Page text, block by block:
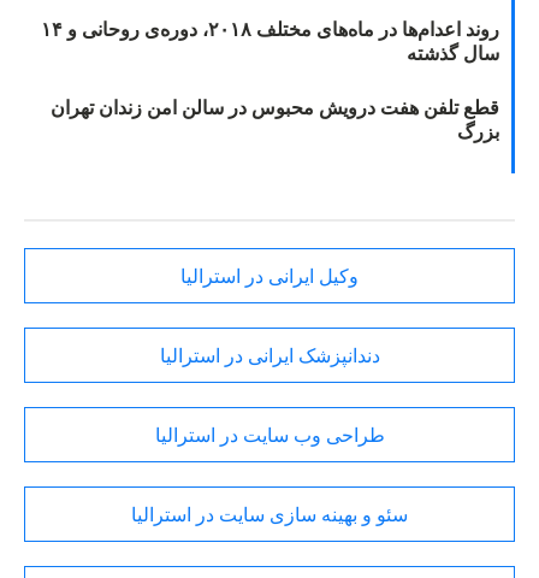
روند اعدام‌ها در ماه‌های مختلف ۲۰۱۸، دوره‌ی روحانی و ۱۴
سال گذشته
قطع تلفن هفت درویش محبوس در سالن امن زندان تهران
بزرگ
وکیل ایرانی در استرالیا
دندانپزشک ایرانی در استرالیا
طراحی وب سایت در استرالیا
سئو و بهینه سازی سایت در استرالیا